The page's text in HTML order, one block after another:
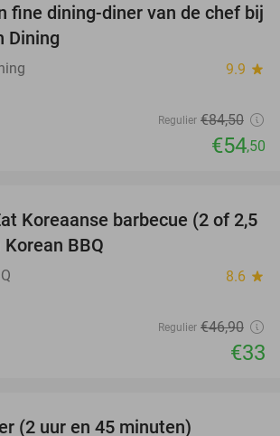
36%
fine dining-diner van de chef bij
Dining
9.9 star
Regulier €84,50
€54,50
30%
Koreaanse barbecue (2 of 2,5
BBQ
8.6 star
Regulier €46,90
€33
(2 uur en 45 minuten)